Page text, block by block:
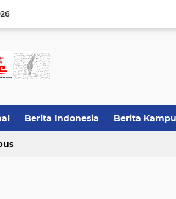
Berita Indonesia Berita